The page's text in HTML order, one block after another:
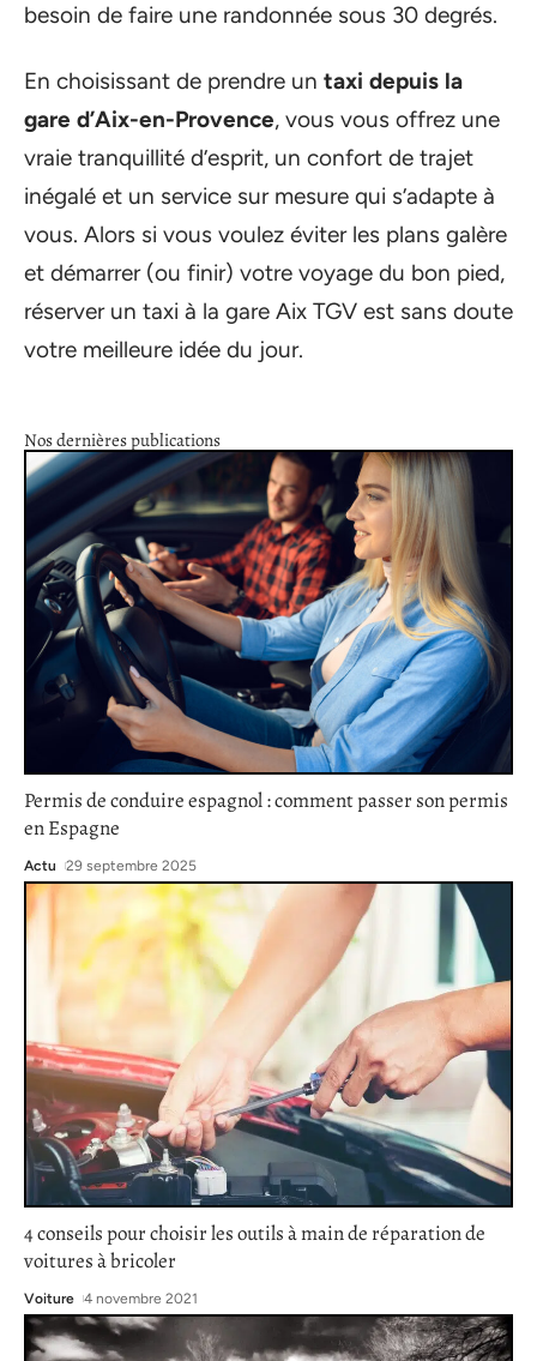
besoin de faire une randonnée sous 30 degrés.
En choisissant de prendre un taxi depuis la
gare d’Aix-en-Provence, vous vous offrez une
vraie tranquillité d’esprit, un confort de trajet
inégalé et un service sur mesure qui s’adapte à
vous. Alors si vous voulez éviter les plans galère
et démarrer (ou finir) votre voyage du bon pied,
réserver un taxi à la gare Aix TGV est sans doute
votre meilleure idée du jour.
Nos dernières publications
Permis de conduire espagnol : comment passer son permis
en Espagne
Actu 29 septembre 2025
4 conseils pour choisir les outils à main de réparation de
voitures à bricoler
Voiture 4 novembre 2021